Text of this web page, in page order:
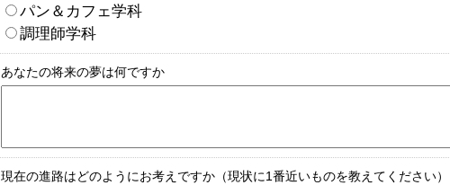
パン＆カフェ学科
調理師学科
あなたの将来の夢は何ですか
現在の進路はどのようにお考えですか（現状に1番近いものを教えてください）